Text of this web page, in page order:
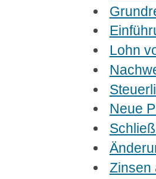
Lohn
Neue
Zinsen